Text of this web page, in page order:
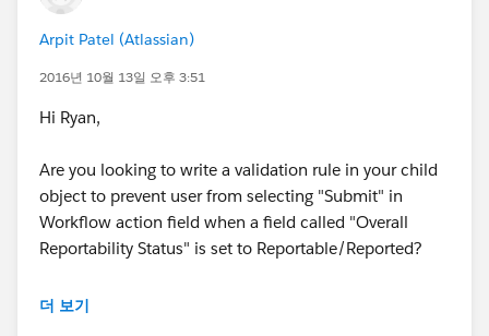
Contains(CMP_WF_Action__c ,"Submit")
)
Arpit Patel (Atlassian)
2016년 10월 13일 오후 3:51
Hi Ryan,
Are you looking to write a validation rule in your child
object to prevent user from selecting "Submit" in
Workflow action field when a field called "Overall
Reportability Status" is set to Reportable/Reported?
Are all the 3 fields that you have given are picklist
더 보기